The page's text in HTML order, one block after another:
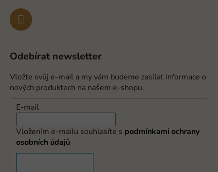
Odebírat newsletter
Vložte svůj e-mail a my vám budeme zasílat informace o
nových produktech na našem e-shopu.
E-mail
Vložením e-mailu souhlasíte s podmínkami ochrany
osobních údajů